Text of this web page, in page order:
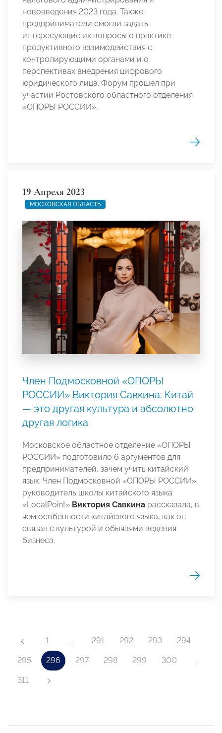
нововведения 2023 года. Также
предприниматели смогли задать
интересующие их вопросы о практике
продуктивного взаимодействия с
контролирующими органами и о
перспективах внедрения цифрового
юридического лица. Форум прошел при
участии Ростовского областного отделения
«ОПОРЫ РОССИИ».
19 Апреля 2023
МОСКОВСКАЯ ОБЛАСТЬ
Член Подмосковной «ОПОРЫ
РОССИИ» Виктория Савкина: Китай
— это другая культура и абсолютно
другая логика
Московское областное отделение «ОПОРЫ
РОССИИ» подготовило 6 аргументов для
предпринимателей, зачем учить китайский
язык. Член Подмосковной «ОПОРЫ РОССИИ»,
руководитель школы китайского языка
«LocalPoint» Виктория Савкина рассказала, в
чем особенности китайского языка, как он
связан с культурой и обычаями ведения
бизнеса.
1 … 291 292 293 294
295 296 297 298 299 300 …
311